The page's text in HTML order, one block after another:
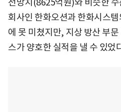
회사인 한화오션과 한화시스
에 못 미쳤지만, 지상 방산 부
스가 양호한 실적을 낼 수 있었